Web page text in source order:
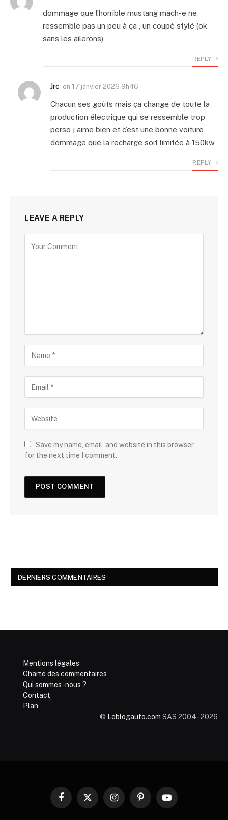
dommage que l’horrible mustang mach-e ne
ressemble pas un peu à ça , un coupé stylé (ok
sans les ailerons)
REPLY
Jrc on 17 janvier 2026 9h46
Chacun ses goûts mais ça change de toute la
production électrique qui se ressemble trop
perso j aime bien et c’est une bonne voiture
dommage que la recharge soit limitée à 150kw
REPLY
LEAVE A REPLY
Save my name, email, and website in this browser
for the next time I comment.
DERNIERS COMMENTAIRES
Mentions légales
Charte des commentaires
Qui sommes-nous ?
Contact
Plan
© Leblogauto.com SAS 2004 - 2026
Facebook
X
InstagramPinterestYouTube